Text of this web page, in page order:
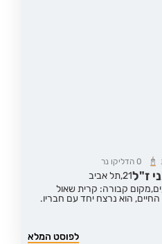
0 הדליקו נר
ז"ל21,תל אביב
מקום קבורה: קרית שאול
הוא נרצח יחד עם חבריו.
לפוסט המלא